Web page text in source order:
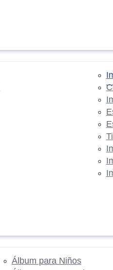
Álbum para Niños